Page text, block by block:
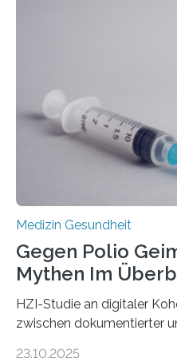
Dringend benötigt werden
nur Tumorschwachstellen
Gewebe verschonen.
Hertie-Institut für klinische
Universitätsklinikum
Schwachstelle im Erbgut
Medulloblastoms
Stiftung unterstützte das
Medizin Gesundheit
Gegen Polio
Mythen Im
HZI-Studie an digitaler
zwischen dokumentierter
23.10.2025